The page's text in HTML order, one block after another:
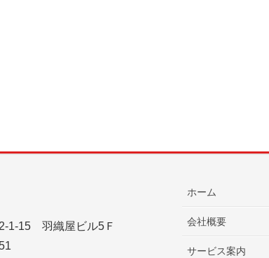
1-15 羽織屋ビル5Ｆ
ホーム
会社概要
サービス案内